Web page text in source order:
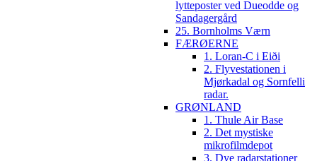
lytteposter ved Dueodde og
Sandagergård
25. Bornholms Værn
FÆRØERNE
1. Loran-C i Eiði
2. Flyvestationen i
Mjørkadal og Sornfelli
radar.
GRØNLAND
1. Thule Air Base
2. Det mystiske
mikrofilmdepot
3. Dye radarstationer